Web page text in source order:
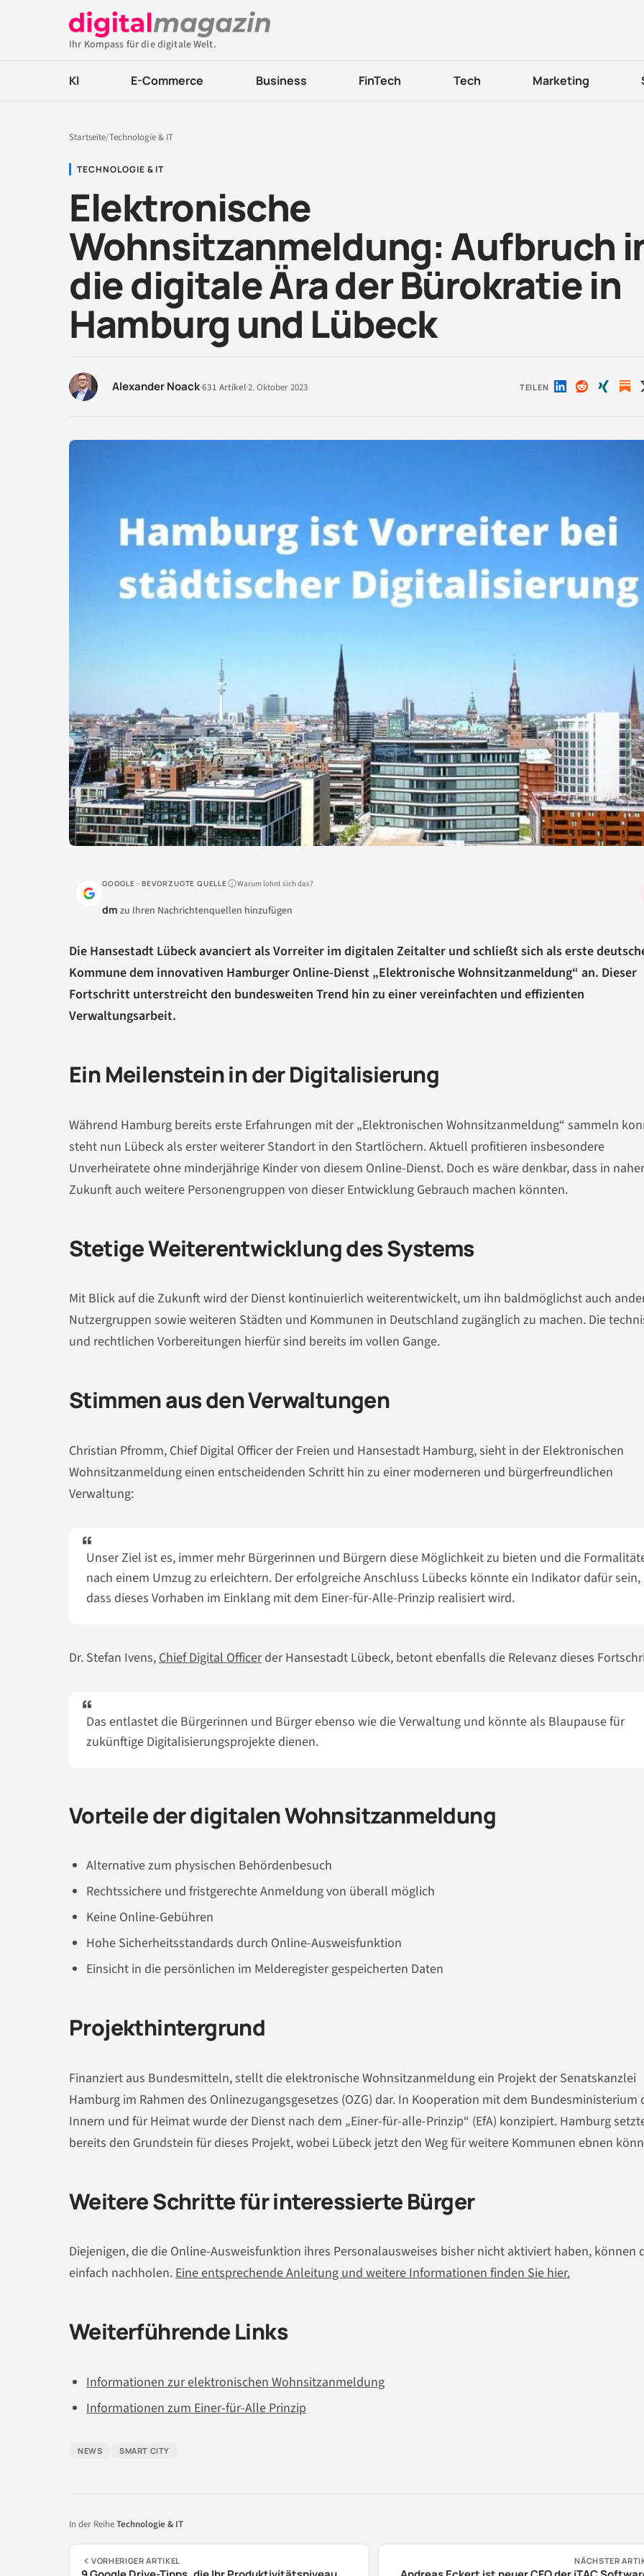
Ihr Kompass für die digitale Welt.
KI E-Commerce Business FinTech Tech Marketing
Startseite/Technologie & IT
TECHNOLOGIE & IT
Elektronische
Wohnsitzanmeldung: Aufbruch
die digitale Ära der Bürokratie in
Hamburg und Lübeck
Alexander Noack·631 Artikel·2. Oktober 2023 TEILEN Auf Auf Auf
GOOGLE · BEVORZUGTE QUELLE Warum lohnt sich das?
dm zu Ihren Nachrichtenquellen hinzufügen
Die Hansestadt Lübeck avanciert als Vorreiter im digitalen Zeitalter und schließt sich als erste
Kommune dem innovativen Hamburger Online-Dienst „Elektronische Wohnsitzanmeldung“ an. Dieser
Fortschritt unterstreicht den bundesweiten Trend hin zu einer vereinfachten und effizienten
Verwaltungsarbeit.
Ein Meilenstein in der Digitalisierung
Während Hamburg bereits erste Erfahrungen mit der „Elektronischen Wohnsitzanmeldung“ sammeln
steht nun Lübeck als erster weiterer Standort in den Startlöchern. Aktuell profitieren insbesondere
Unverheiratete ohne minderjährige Kinder von diesem Online-Dienst. Doch es wäre denkbar, dass in naher
Zukunft auch weitere Personengruppen von dieser Entwicklung Gebrauch machen könnten.
Stetige Weiterentwicklung des Systems
Mit Blick auf die Zukunft wird der Dienst kontinuierlich weiterentwickelt, um ihn baldmöglichst auch
Nutzergruppen sowie weiteren Städten und Kommunen in Deutschland zugänglich zu machen. Die
und rechtlichen Vorbereitungen hierfür sind bereits im vollen Gange.
Stimmen aus den Verwaltungen
Christian Pfromm, Chief Digital Officer der Freien und Hansestadt Hamburg, sieht in der Elektronischen
Wohnsitzanmeldung einen entscheidenden Schritt hin zu einer moderneren und bürgerfreundlichen
Verwaltung:
Unser Ziel ist es, immer mehr Bürgerinnen und Bürgern diese Möglichkeit zu bieten und die
nach einem Umzug zu erleichtern. Der erfolgreiche Anschluss Lübecks könnte ein Indikator dafür sein,
dass dieses Vorhaben im Einklang mit dem Einer-für-Alle-Prinzip realisiert wird.
Dr. Stefan Ivens, Chief Digital Officerder Hansestadt Lübeck, betont ebenfalls die Relevanz dieses
Das entlastet die Bürgerinnen und Bürger ebenso wie die Verwaltung und könnte als Blaupause für
zukünftige Digitalisierungsprojekte dienen.
Vorteile der digitalen Wohnsitzanmeldung
Alternative zum physischen Behördenbesuch
Rechtssichere und fristgerechte Anmeldung von überall möglich
Keine Online-Gebühren
Hohe Sicherheitsstandards durch Online-Ausweisfunktion
Einsicht in die persönlichen im Melderegister gespeicherten Daten
Projekthintergrund
Finanziert aus Bundesmitteln, stellt die elektronische Wohnsitzanmeldung ein Projekt der Senatskanzlei
Hamburg im Rahmen des Onlinezugangsgesetzes (OZG) dar. In Kooperation mit dem Bundesministerium
Innern und für Heimat wurde der Dienst nach dem „Einer-für-alle-Prinzip“ (EfA) konzipiert. Hamburg
bereits den Grundstein für dieses Projekt, wobei Lübeck jetzt den Weg für weitere Kommunen ebnen
Weitere Schritte für interessierte Bürger
Diejenigen, die die Online-Ausweisfunktion ihres Personalausweises bisher nicht aktiviert haben, können
einfach nachholen.Eine entsprechende Anleitung und weitere Informationen finden Sie hier.
Weiterführende Links
Informationen zur elektronischen Wohnsitzanmeldung
Informationen zum Einer-für-Alle Prinzip
NEWS SMART CITY
In der ReiheTechnologie & IT
VORHERIGER ARTIKEL NÄCHSTER